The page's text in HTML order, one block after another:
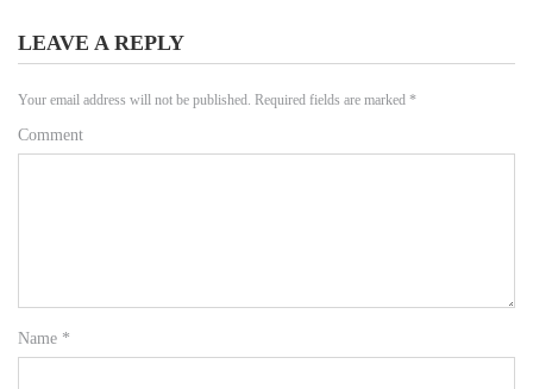
LEAVE A REPLY
Your email address will not be published. Required fields are marked *
Comment
Name *